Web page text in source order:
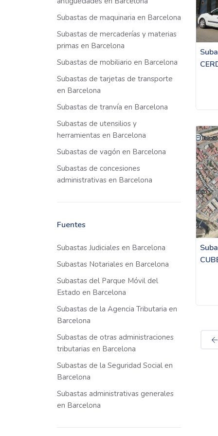
Subastas de maquinaria en Barcelona
Subastas de mercaderías y materias
primas en Barcelona
Subastas de mobiliario en Barcelona
Subastas de tarjetas de transporte
en Barcelona
Subastas de tranvía en Barcelona
Subastas de utensilios y
herramientas en Barcelona
Subastas de vagón en Barcelona
Subastas de concesiones
administrativas en Barcelona
Fuentes
Subastas Judiciales en Barcelona
Subastas Notariales en Barcelona
Subastas del Parque Móvil del
Estado en Barcelona
Subastas de la Agencia Tributaria en
Barcelona
Subastas de otras administraciones
tributarias en Barcelona
Subastas de la Seguridad Social en
Barcelona
Subastas administrativas generales
en Barcelona